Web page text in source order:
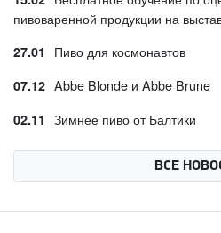
пивоваренной продукции на
27.01 Пиво для космонавтов
07.12 Abbe Blonde и Abbe Brune
02.11 Зимнее пиво от Балтики
ВСЕ